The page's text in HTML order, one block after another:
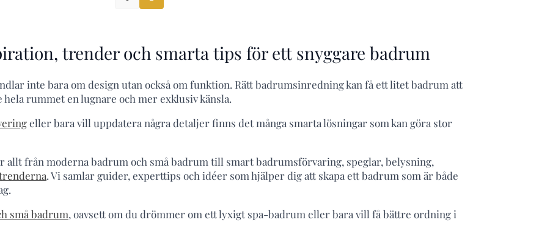
trender och smarta tips för ett snyggare badrum
inte bara om design utan också om funktion. Rätt badrumsinredning kan få ett litet badrum att
rummet en lugnare och mer exklusiv känsla.
eller bara vill uppdatera några detaljer finns det många smarta lösningar som kan göra stor
från moderna badrum och små badrum till smart badrumsförvaring, speglar, belysning,
. Vi samlar guider, experttips och idéer som hjälper dig att skapa ett badrum som är både
små badrum, oavsett om du drömmer om ett lyxigt spa-badrum eller bara vill få bättre ordning i